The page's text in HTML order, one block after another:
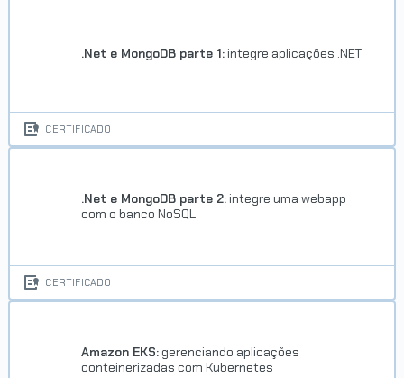
.Net e MongoDB parte 1: integre aplicações .NET
CERTIFICADO
.Net e MongoDB parte 2: integre uma webapp
com o banco NoSQL
CERTIFICADO
Amazon EKS: gerenciando aplicações
conteinerizadas com Kubernetes